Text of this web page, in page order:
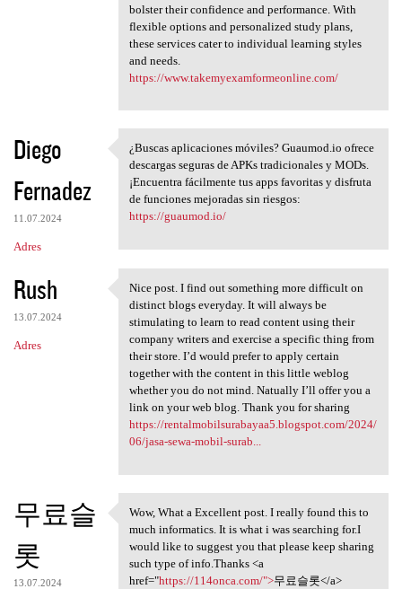
bolster their confidence and performance. With
flexible options and personalized study plans,
these services cater to individual learning styles
and needs.
https://www.takemyexamformeonline.com/
Diego
Fernadez
11.07.2024
Adres
¿Buscas aplicaciones móviles?
¿Buscas aplicaciones móviles? Guaumod.io ofrece
descargas seguras de APKs tradicionales y MODs.
¡Encuentra fácilmente tus apps favoritas y disfruta
de funciones mejoradas sin riesgos:
https://guaumod.io/
Rush
13.07.2024
Adres
Nice post. I find out
Nice post. I find out something more difficult on
distinct blogs everyday. It will always be
stimulating to learn to read content using their
company writers and exercise a specific thing from
their store. I’d would prefer to apply certain
together with the content in this little weblog
whether you do not mind. Natually I’ll offer you a
link on your web blog. Thank you for sharing
https://rentalmobilsurabayaa5.blogspot.com/2024/
06/jasa-sewa-mobil-surab...
무료슬
롯
13.07.2024
Wow, What a Excellent post. I
Wow, What a Excellent post. I really found this to
much informatics. It is what i was searching for.I
would like to suggest you that please keep sharing
such type of info.Thanks <a
href="https://114onca.com/">무료슬롯</a>